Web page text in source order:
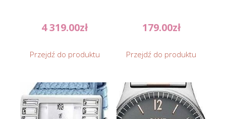
4 319.00zł
Przejdź do produktu
179.00zł
Przejdź do produktu